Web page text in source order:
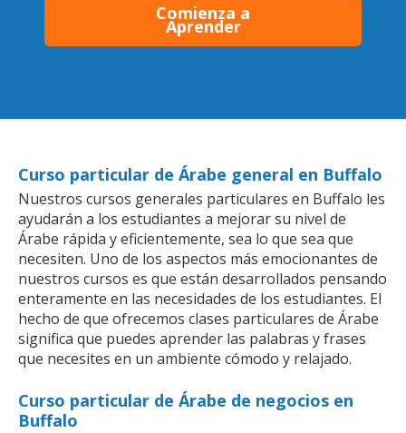
Comienza a
Aprender
Curso particular de Árabe general en Buffalo
Nuestros cursos generales particulares en Buffalo les
ayudarán a los estudiantes a mejorar su nivel de
Árabe rápida y eficientemente, sea lo que sea que
necesiten. Uno de los aspectos más emocionantes de
nuestros cursos es que están desarrollados pensando
enteramente en las necesidades de los estudiantes. El
hecho de que ofrecemos clases particulares de Árabe
significa que puedes aprender las palabras y frases
que necesites en un ambiente cómodo y relajado.
Curso particular de Árabe de negocios en
Buffalo